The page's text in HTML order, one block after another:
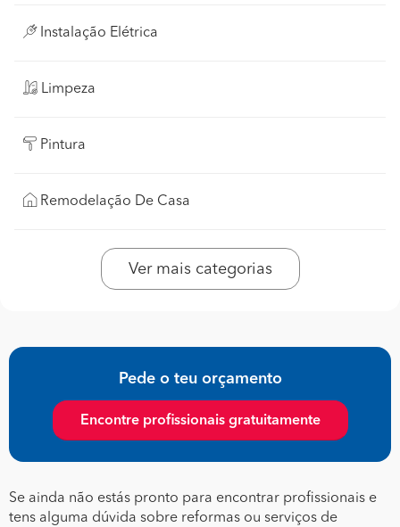
Instalação Elétrica
Limpeza
Pintura
Remodelação De Casa
Ver mais categorias
Pede o teu orçamento
Encontre profissionais gratuitamente
Se ainda não estás pronto para encontrar profissionais e
tens alguma dúvida sobre reformas ou serviços de